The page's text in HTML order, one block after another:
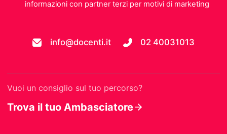
informazioni con partner terzi per motivi di marketing
info@docenti.it 02 40031013
Vuoi un consiglio sul tuo percorso?
Trova il tuo Ambasciatore